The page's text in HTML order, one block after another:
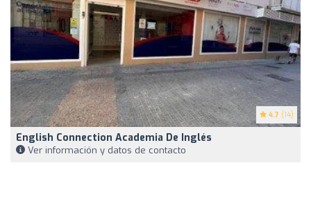
4.7 (14)
English Connection Academia De Inglés
Ver información y datos de contacto